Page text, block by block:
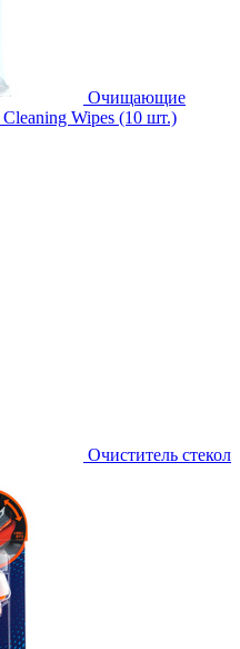
Очищающие
Cleaning Wipes (10 шт.)
Очиститель стекол